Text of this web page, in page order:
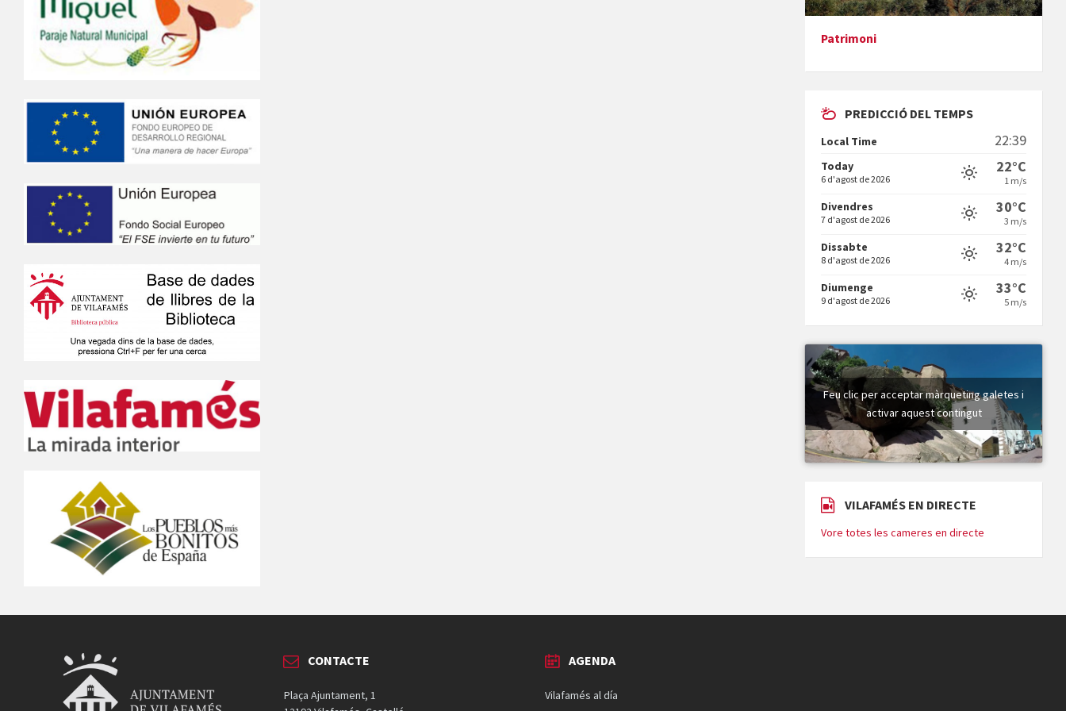
mare&quot;, d'Emma Zafon
En Bum
Vermuts a la Font. Hit parit
Patrimoni
PREDICCIÓ DEL TEMPS
Local Time 22:39
Today
6 d'agost de 2026
22°C
1 m/s
Divendres
7 d'agost de 2026
30°C
3 m/s
Dissabte
8 d'agost de 2026
32°C
4 m/s
Diumenge
9 d'agost de 2026
33°C
5 m/s
Feu clic per acceptar màrqueting galetes i
activar aquest contingut
VILAFAMÉS EN DIRECTE
Vore totes les cameres en directe
CONTACTE
Plaça Ajuntament, 1
AGENDA
Vilafamés al día